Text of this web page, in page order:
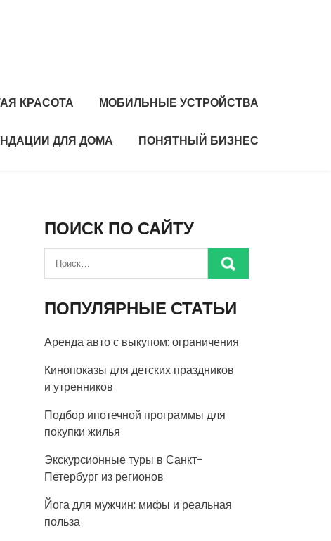
КРАСОТА МОБИЛЬНЫЕ УСТРОЙСТВА
ДЛЯ ДОМА ПОНЯТНЫЙ БИЗНЕС
ПОИСК ПО САЙТУ
ПОПУЛЯРНЫЕ СТАТЬИ
Аренда авто с выкупом: ограничения
Кинопоказы для детских праздников
и утренников
Подбор ипотечной программы для
покупки жилья
Экскурсионные туры в Санкт-
Петербург из регионов
Йога для мужчин: мифы и реальная
польза